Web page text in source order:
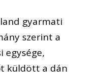
gyarmati
szerint a
egysége,
küldött a dán